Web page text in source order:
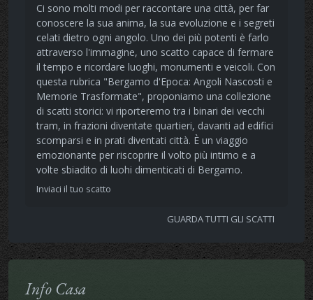
Ci sono molti modi per raccontare una città, per far
conoscere la sua anima, la sua evoluzione e i segreti
celati dietro ogni angolo. Uno dei più potenti è farlo
attraverso l'immagine, uno scatto capace di fermare
il tempo e ricordare luoghi, monumenti e veicoli. Con
questa rubrica "Bergamo d'Epoca: Angoli Nascosti e
Memorie Trasformate", proponiamo una collezione
di scatti storici: vi riporteremo tra i binari dei vecchi
tram, in frazioni diventate quartieri, davanti ad edifici
scomparsi e in prati diventati città. È un viaggio
emozionante per riscoprire il volto più intimo e a
volte sbiadito di luohi dimenticati di Bergamo.
Inviaci il tuo scatto
GUARDA TUTTI GLI SCATTI
Info Casa